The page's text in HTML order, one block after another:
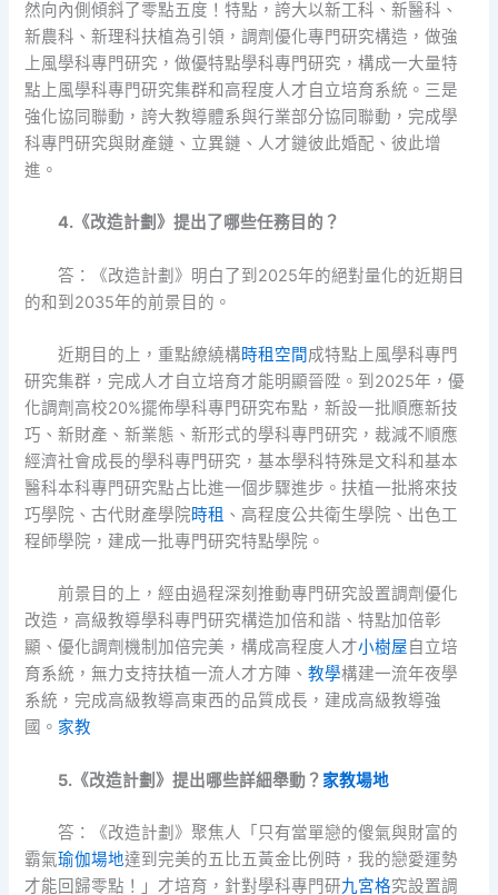
然向內側傾斜了零點五度！特點，誇大以新工科、新醫科、
新農科、新理科扶植為引領，調劑優化專門研究構造，做強
上風學科專門研究，做優特點學科專門研究，構成一大量特
點上風學科專門研究集群和高程度人才自立培育系統。三是
強化協同聯動，誇大教導體系與行業部分協同聯動，完成學
科專門研究與財產鏈、立異鏈、人才鏈彼此婚配、彼此增
進。
4.《改造計劃》提出了哪些任務目的？
答：《改造計劃》明白了到2025年的絕對量化的近期目
的和到2035年的前景目的。
近期目的上，重點繚繞構時租空間成特點上風學科專門
研究集群，完成人才自立培育才能明顯晉陞。到2025年，優
化調劑高校20%擺佈學科專門研究布點，新設一批順應新技
巧、新財產、新業態、新形式的學科專門研究，裁減不順應
經濟社會成長的學科專門研究，基本學科特殊是文科和基本
醫科本科專門研究點占比進一個步驟進步。扶植一批將來技
巧學院、古代財產學院時租 、高程度公共衛生學院、出色工
程師學院，建成一批專門研究特點學院。
前景目的上，經由過程深刻推動專門研究設置調劑優化
改造，高級教導學科專門研究構造加倍和諧、特點加倍彰
顯、優化調劑機制加倍完美，構成高程度人才小樹屋自立培
育系統，無力支持扶植一流人才方陣、教學構建一流年夜學
系統，完成高級教導高東西的品質成長，建成高級教導強
國。 家教
5.《改造計劃》提出哪些詳細舉動？ 家教場地
答：《改造計劃》聚焦人「只有當單戀的傻氣與財富的
霸氣瑜伽場地達到完美的五比五黃金比例時，我的戀愛運勢
才能回歸零點！」才培育，針對學科專門研九宮格究設置調